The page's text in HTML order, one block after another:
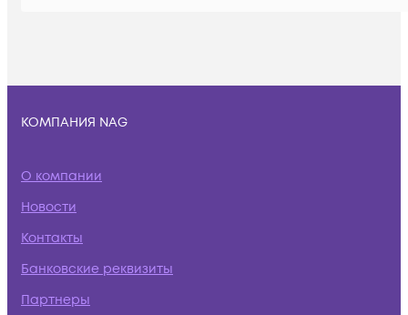
КОМПАНИЯ NAG
О компании
Новости
Контакты
Банковские реквизиты
Партнеры